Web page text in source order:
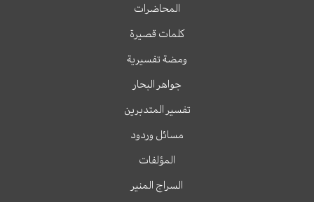
المحاضرات
كلمات قصيرة
ومضة تفسيرية
جواهر البحار
تفسير المتدبرين
مسائل وردود
المؤلفات
السراج المنير